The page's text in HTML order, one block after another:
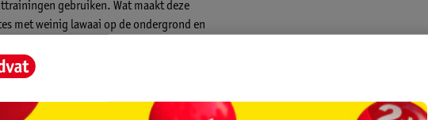
gebruiken. Wat maakt deze
met weinig lawaai op de ondergrond en
met pur en hebben een gietijzeren